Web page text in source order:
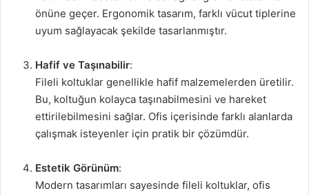
önüne geçer. Ergonomik tasarım, farklı vücut tiplerine
uyum sağlayacak şekilde tasarlanmıştır.
Hafif ve Taşınabilir:
Fileli koltuklar genellikle hafif malzemelerden üretilir.
Bu, koltuğun kolayca taşınabilmesini ve hareket
ettirilebilmesini sağlar. Ofis içerisinde farklı alanlarda
çalışmak isteyenler için pratik bir çözümdür.
Estetik Görünüm:
Modern tasarımları sayesinde fileli koltuklar, ofis